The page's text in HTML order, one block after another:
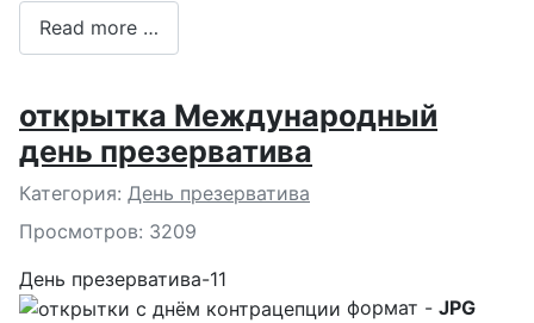
Read more …
открытка Международный
день презерватива
Подробности
Категория: День презерватива
Просмотров: 3209
День презерватива-11
формат - JPG